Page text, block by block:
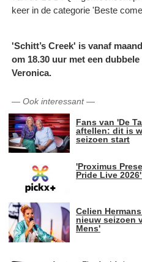
keer in de categorie 'Beste
'Schitt’s Creek' is vanaf
om 18.30 uur met een
Veronica.
— Ook interessant—
Fans van 'De
aftellen: dit is
seizoen start
'Proximus
Pride Live
Celien
nieuw seizoen
Mens'